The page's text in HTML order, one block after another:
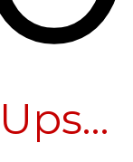
Ups...